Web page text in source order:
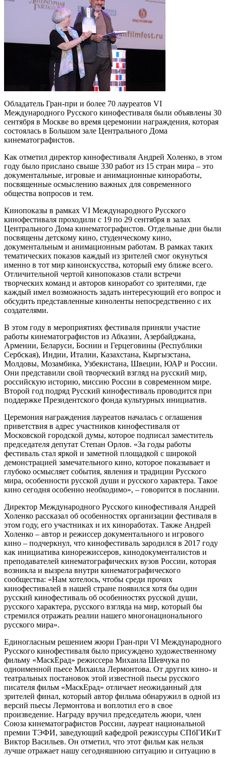
Обладатель Гран-при и более 70 лауреатов VI
Международного Русского кинофестиваля были объявлены 30
сентября в Москве во время церемонии награждения, которая
состоялась в Большом зале Центрального Дома
кинематографистов.
Как отметил директор кинофестиваля Андрей Холенко, в этом
году было прислано свыше 330 работ из 15 стран мира – это
документальные, игровые и анимационные киноработы,
посвященные осмыслению важных для современного
общества вопросов и тем.
Кинопоказы в рамках VI Международного Русского
кинофестиваля проходили с 19 по 29 сентября в залах
Центрального Дома кинематографистов. Отдельные дни были
посвящены детскому кино, студенческому кино,
документальным и анимационным работам. В рамках таких
тематических показов каждый из зрителей смог окунуться
именно в тот мир киноискусства, который ему ближе всего.
Отличительной чертой кинопоказов стали встречи
творческих команд и авторов киноработ со зрителями, где
каждый имел возможность задать интересующий его вопрос и
обсудить представленные киноленты непосредственно с их
создателями.
В этом году в мероприятиях фестиваля приняли участие
работы кинематографистов из Абхазии, Азербайджана,
Армении, Беларуси, Боснии и Герцеговины (Республики
Сербская), Индии, Италии, Казахстана, Кыргызстана,
Молдовы, Мозамбика, Узбекистана, Швеции, ЮАР и России.
Они представили свой творческий взгляд на русский мир,
российскую историю, миссию России в современном мире.
Второй год подряд Русский кинофестиваль проводится при
поддержке Президентского фонда культурных инициатив.
Церемония награждения лауреатов началась с оглашения
приветствия в адрес участников кинофестиваля от
Московской городской думы, которое подписал заместитель
председателя депутат Степан Орлов. «За годы работы
фестиваль стал яркой и заметной площадкой с широкой
демонстрацией замечательного кино, которое показывает и
глубоко осмысляет события, явления и традиции Русского
мира, особенности русской души и русского характера. Такое
кино сегодня особенно необходимо», – говорится в послании.
Директор Международного Русского кинофестиваля Андрей
Холенко рассказал об особенностях организации фестиваля в
этом году, его участниках и их киноработах. Также Андрей
Холенко – автор и режиссер документального и игрового
кино – подчеркнул, что кинофестиваль зародился в 2017 году
как инициатива кинорежиссеров, кинодокументалистов и
преподавателей кинематографических вузов России, которая
возникла и вызрела внутри кинематографического
сообщества: «Нам хотелось, чтобы среди прочих
кинофестивалей в нашей стране появился хотя бы один
русский кинофестиваль об особенностях русской души,
русского характера, русского взгляда на мир, который бы
стремился отражать реалии нашего многонационального
русского мира».
Единогласным решением жюри Гран-при VI Международного
Русского кинофестиваля было присуждено художественному
фильму «МаскЕрад» режиссера Михаила Шевчука по
одноименной пьесе Михаила Лермонтова. От других кино- и
театральных постановок этой известной пьесы русского
писателя фильм «МаскЕрад» отличает неожиданный для
зрителей финал, который автор фильма обнаружил в одной из
версий пьесы Лермонтова и воплотил его в свое
произведение. Награду вручил председатель жюри, член
Союза кинематографистов России, лауреат национальной
премии ТЭФИ, заведующий кафедрой режиссуры СПбГИКиТ
Виктор Васильев. Он отметил, что этот фильм как нельзя
лучше отражает нашу сегодняшнюю ситуацию и ситуацию в